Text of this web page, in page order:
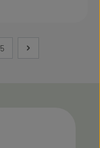
Seite
5